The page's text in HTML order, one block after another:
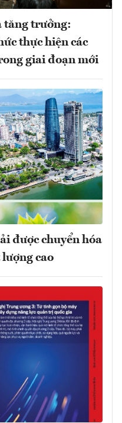
tăng trưởng:
thực hiện các
giai đoạn mới
được chuyển hóa
cao